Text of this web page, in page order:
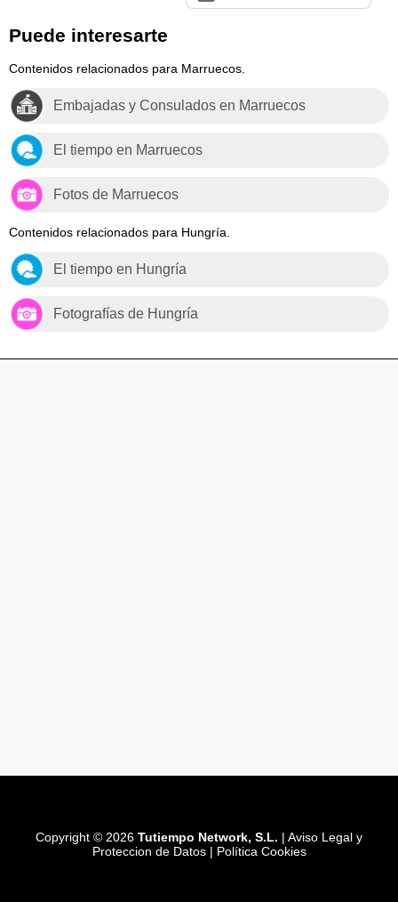
Puede interesarte
Contenidos relacionados para Marruecos.
Embajadas y Consulados en Marruecos
El tiempo en Marruecos
Fotos de Marruecos
Contenidos relacionados para Hungría.
El tiempo en Hungría
Fotografías de Hungría
Copyright © 2026 Tutiempo Network, S.L. | Aviso Legal y
Proteccion de Datos| Política Cookies